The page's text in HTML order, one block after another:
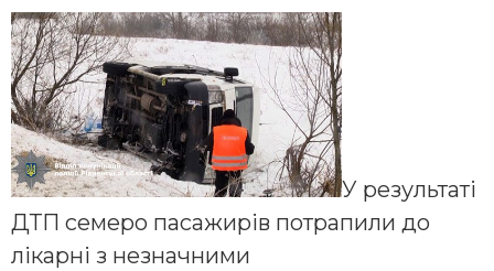
У результаті
ДТП семеро пасажирів потрапили до
лікарні з незначними